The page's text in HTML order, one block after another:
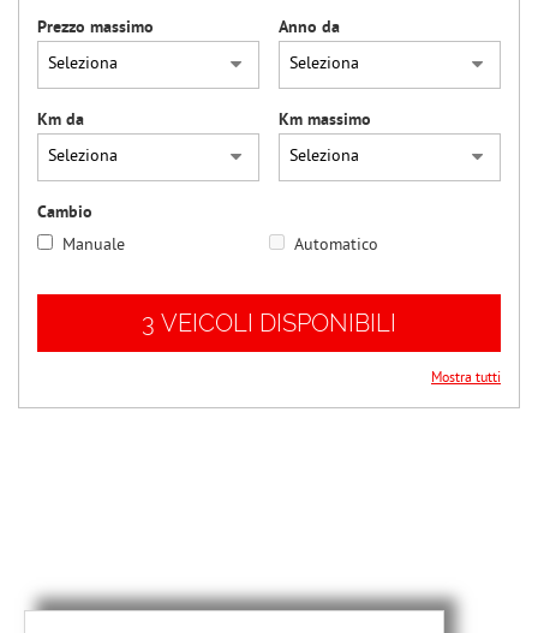
Prezzo massimo Anno da
Km da Km massimo
Cambio
Manuale
Automatico
3 VEICOLI DISPONIBILI
Mostra tutti
questi
strumenti
tracciamento
si
alla
policy.
Puoi
tue
in